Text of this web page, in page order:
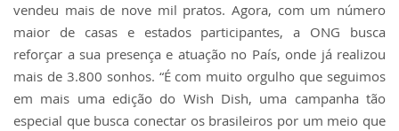
vendeu mais de nove mil pratos. Agora, com um número
maior de casas e estados participantes, a ONG busca
reforçar a sua presença e atuação no País, onde já realizou
mais de 3.800 sonhos. “É com muito orgulho que seguimos
em mais uma edição do Wish Dish, uma campanha tão
especial que busca conectar os brasileiros por um meio que